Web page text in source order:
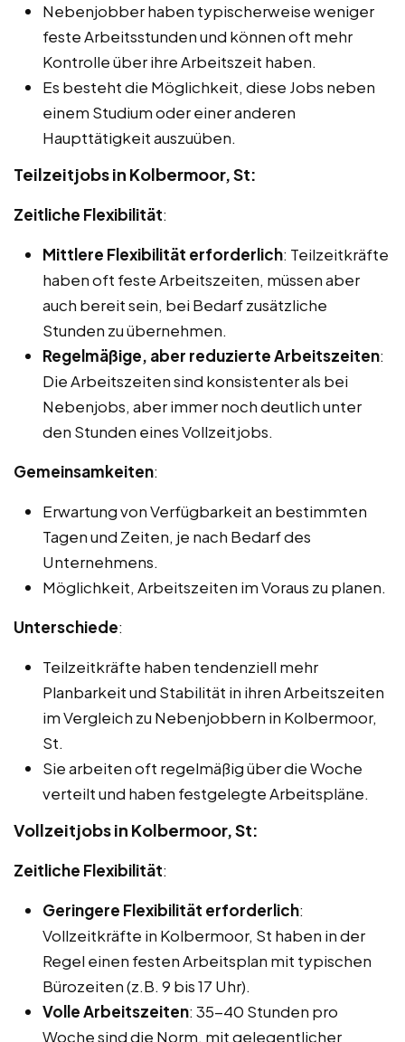
Nebenjobber haben typischerweise weniger
feste Arbeitsstunden und können oft mehr
Kontrolle über ihre Arbeitszeit haben.
Es besteht die Möglichkeit, diese Jobs neben
einem Studium oder einer anderen
Haupttätigkeit auszuüben.
Teilzeitjobs in Kolbermoor, St:
Zeitliche Flexibilität:
Mittlere Flexibilität erforderlich: Teilzeitkräfte
haben oft feste Arbeitszeiten, müssen aber
auch bereit sein, bei Bedarf zusätzliche
Stunden zu übernehmen.
Regelmäßige, aber reduzierte Arbeitszeiten:
Die Arbeitszeiten sind konsistenter als bei
Nebenjobs, aber immer noch deutlich unter
den Stunden eines Vollzeitjobs.
Gemeinsamkeiten:
Erwartung von Verfügbarkeit an bestimmten
Tagen und Zeiten, je nach Bedarf des
Unternehmens.
Möglichkeit, Arbeitszeiten im Voraus zu planen.
Unterschiede:
Teilzeitkräfte haben tendenziell mehr
Planbarkeit und Stabilität in ihren Arbeitszeiten
im Vergleich zu Nebenjobbern in Kolbermoor,
St.
Sie arbeiten oft regelmäßig über die Woche
verteilt und haben festgelegte Arbeitspläne.
Vollzeitjobs in Kolbermoor, St:
Zeitliche Flexibilität:
Geringere Flexibilität erforderlich:
Vollzeitkräfte in Kolbermoor, St haben in der
Regel einen festen Arbeitsplan mit typischen
Bürozeiten (z.B. 9 bis 17 Uhr).
Volle Arbeitszeiten: 35-40 Stunden pro
Woche sind die Norm, mit gelegentlicher